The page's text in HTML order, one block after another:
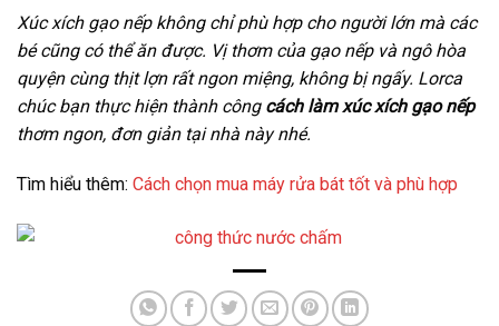
Xúc xích gạo nếp không chỉ phù hợp cho người lớn mà các
bé cũng có thể ăn được. Vị thơm của gạo nếp và ngô hòa
quyện cùng thịt lợn rất ngon miệng, không bị ngấy. Lorca
chúc bạn thực hiện thành công cách làm xúc xích gạo nếp
thơm ngon, đơn giản tại nhà này nhé.
Tìm hiểu thêm: Cách chọn mua máy rửa bát tốt và phù hợp